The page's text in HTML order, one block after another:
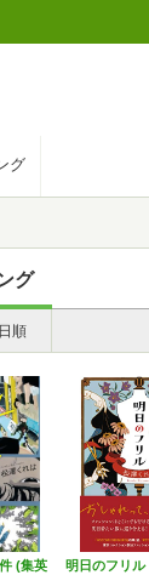
グ
グ
順
(集英
明日のフリル